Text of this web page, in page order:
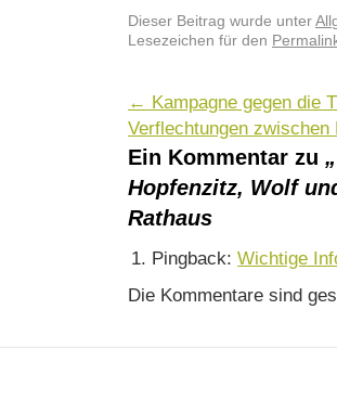
Dieser Beitrag wurde unter
Lesezeichen für den
← Kampagne gegen die
Verflechtungen
Ein Kommentar zu
Hopfenzitz, Wolf
Rathaus
Pingback:Wichtige
Die Kommentare sind